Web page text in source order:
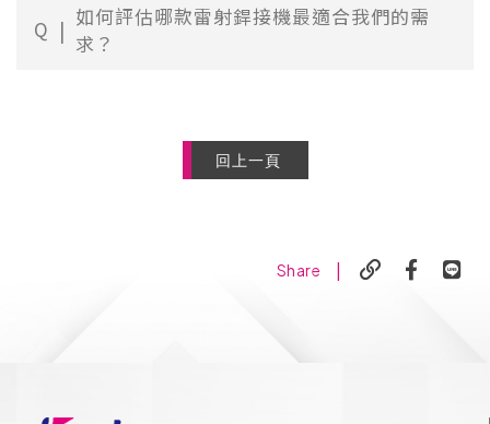
Q
如何評估哪款雷射銲接機最適合我們的需
求？
回上一頁
Share |